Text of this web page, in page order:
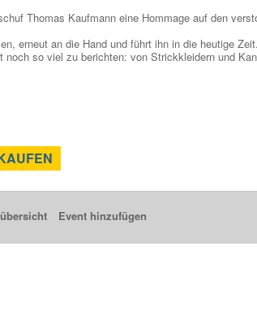
Thomas Kaufmann eine Hommage auf den
erneut an die Hand und führt ihn in die heutige
so viel zu berichten: von Strickkleidern und
Event hinzufügen